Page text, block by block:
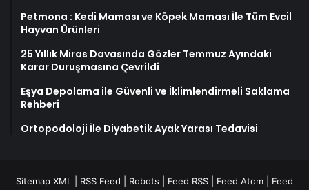
Petmona : Kedi Maması ve Köpek Maması İle Tüm Evcil
Hayvan Ürünleri
25 Yıllık Miras Davasında Gözler Temmuz Ayındaki
Karar Duruşmasına Çevrildi
Eşya Depolama ile Güvenli ve İklimlendirmeli Saklama
Rehberi
Ortopodoloji İle Diyabetik Ayak Yarası Tedavisi
Sitemap XML RSS Feed Robots Feed RSS Feed Atom Feed